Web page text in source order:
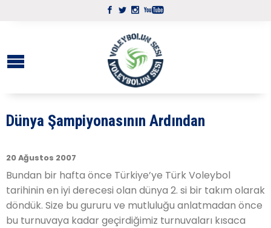
Dünya Şampiyonasının Ardından
20 Ağustos 2007
Bundan bir hafta önce Türkiye’ye Türk Voleybol
tarihinin en iyi derecesi olan dünya 2. si bir takım olarak
döndük. Size bu gururu ve mutluluğu anlatmadan önce
bu turnuvaya kadar geçirdiğimiz turnuvaları kısaca